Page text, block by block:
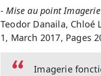
- Mise au point
Teodor Danaila, Chloé
1, March 2017, Pages
Imagerie